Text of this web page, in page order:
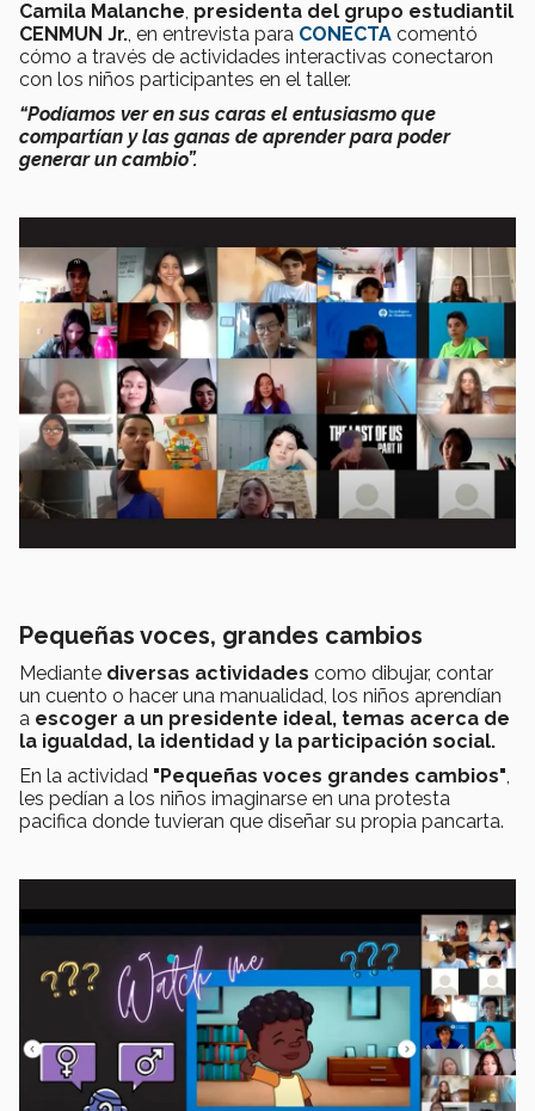
Camila Malanche, presidenta del grupo estudiantil
CENMUN Jr., en entrevista para CONECTA comentó
cómo a través de actividades interactivas conectaron
con los niños participantes en el taller.
“Podíamos ver en sus caras el entusiasmo que
compartían y las ganas de aprender para poder
generar un cambio”.
Pequeñas voces, grandes cambios
Mediante diversas actividades como dibujar, contar
un cuento o hacer una manualidad, los niños aprendían
a escoger a un presidente ideal, temas acerca de
la igualdad, la identidad y la participación social.
En la actividad "Pequeñas voces grandes cambios",
les pedían a los niños imaginarse en una protesta
pacifica donde tuvieran que diseñar su propia pancarta.